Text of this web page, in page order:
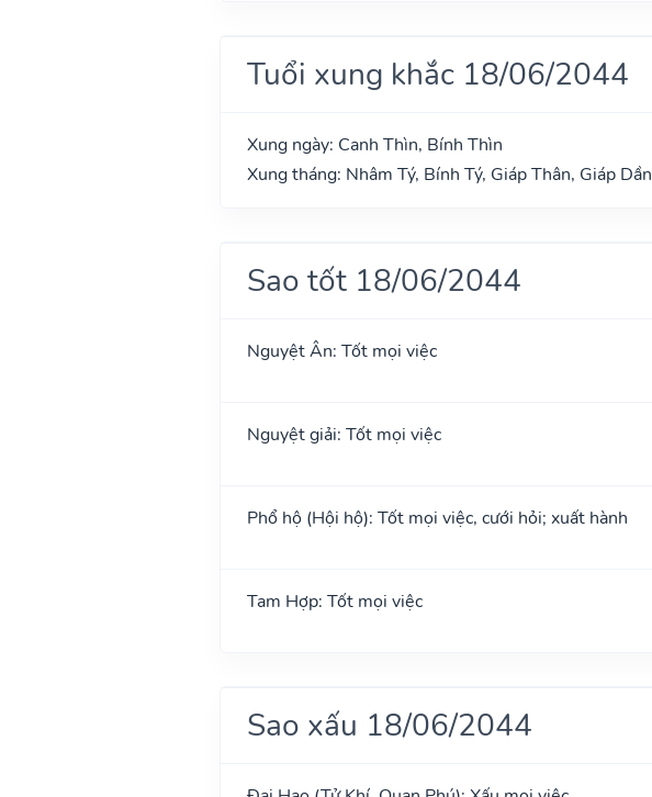
Tuổi xung khắc 18/06/2044
Xung ngày: Canh Thìn, Bính Thìn
Xung tháng: Nhâm Tý, Bính Tý, Giáp Thân, Giáp Dần
Sao tốt 18/06/2044
Nguyệt Ân: Tốt mọi việc
Nguyệt giải: Tốt mọi việc
Phổ hộ (Hội hộ): Tốt mọi việc, cưới hỏi; xuất hành
Tam Hợp: Tốt mọi việc
Sao xấu 18/06/2044